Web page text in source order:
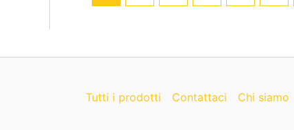
Tutti i prodotti Contattaci Chi siamo